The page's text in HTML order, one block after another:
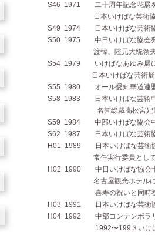
S46 1971 二十周年記念花展
日本いけばな芸術協会入
S49 1974 日本いけばな芸術
S50 1975 中日いけばな協会
渡韓、陸元大統領夫人の
S54 1979 いけばなあゆみ展
日本いけばな芸術展高
S55 1980 オール愛知華道連
S58 1983 日本いけばな芸術
名誉総裁高松宮妃殿下
S59 1984 中部いけばな協会中
S62 1987 日本いけばな芸術協
H01 1989 日本いけばな芸術
常任実行委員としてデザ
H02 1990 中日いけばな協会
名古屋観光ホテルに於い
喜寿の祝いと同時祝
H03 1991 日本いけばな芸術
H04 1992 中部コンテンポラ
1992〜199３いけばな